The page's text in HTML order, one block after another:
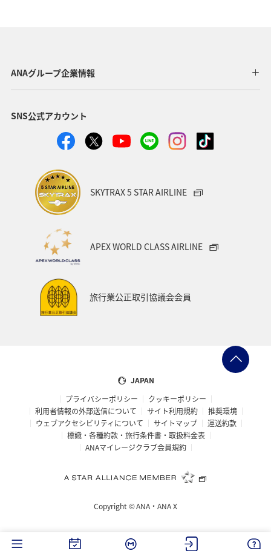
ロウニンアジ（GT） 高知県 自然・植物
八丈島 茨城県
愛媛県 和歌山県 愛知県
タチウオ
徳島県 九州地方
石垣
沖縄県 コイ
ハワイ
秋田県 温泉
ブリ
アメリカ・カナダ・中南米 イギリス メキシコ
京都府 旅館 大阪府 中国地方 四国地方
アユ バンクーバー バンコク
アマゴ イワナ
知床 熊本県
ANAグループ企業情報
SNS公式アカウント
SKYTRAX 5 STAR AIRLINE
APEX WORLD CLASS AIRLINE
旅行業公正取引協議会会員
JAPAN
プライバシーポリシー
クッキーポリシー
利用者情報の外部送信について
サイト利用規約
推奨環境
ウェブアクセシビリティについて
サイトマップ
運送約款
標識・各種約款・旅行条件書・取扱料金表
ANAマイレージクラブ会員規約
Copyright ©ANA・ANA X